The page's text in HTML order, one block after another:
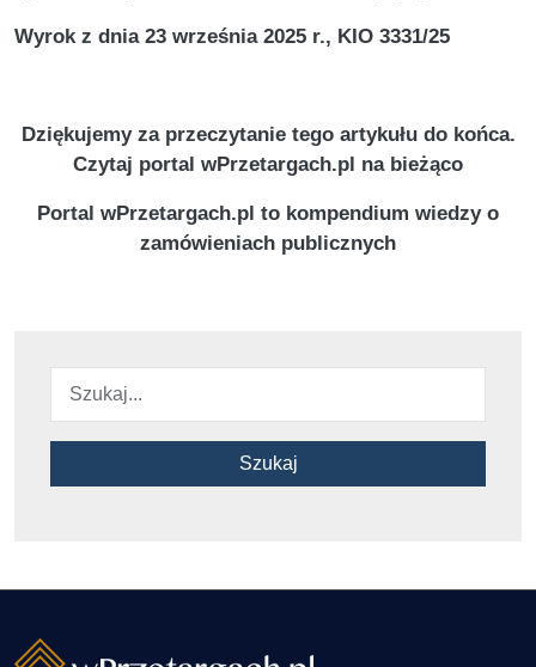
Wyrok z dnia 23 września 2025 r., KIO 3331/25
Dziękujemy za przeczytanie tego artykułu do końca.
Czytaj portal wPrzetargach.pl na bieżąco
Portal wPrzetargach.pl to kompendium wiedzy o
zamówieniach publicznych
Szukaj